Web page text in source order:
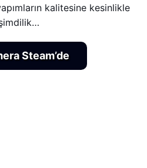
kalitesine kesinlikle
Steam’de